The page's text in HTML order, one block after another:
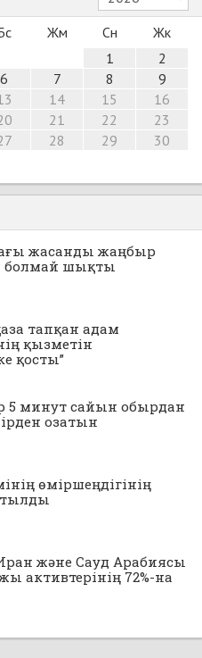
Жм Сн
Жк
1
2
6 7 8
9
14 15
16
21 22
23
28 29
30
жасанды жаңбыр
болмай шықты
тапқан адам
қызметін
қосты”
5 минут сайын обырдан
озатын
өміршеңдігінің
және Сауд Арабиясы
активтерінің 72%-на